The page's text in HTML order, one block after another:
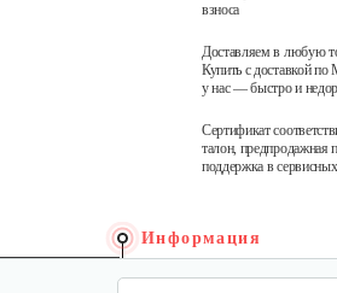
взноса
Доставляем в любую
Купить с доставкой
у нас — быстро и
Сертификат
талон, предпродажная
поддержка в
Информация